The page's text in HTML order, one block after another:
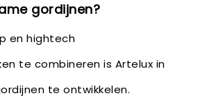
gordijnen?
en hightech
te combineren is Artelux in
te ontwikkelen.